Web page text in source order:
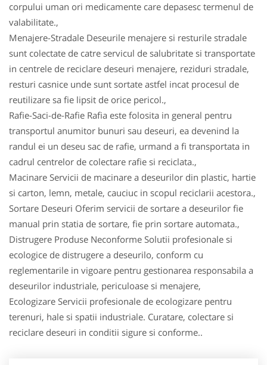
corpului uman ori medicamente care depasesc termenul de
valabilitate.,
Menajere-Stradale Deseurile menajere si resturile stradale
sunt colectate de catre servicul de salubritate si transportate
in centrele de reciclare deseuri menajere, reziduri stradale,
resturi casnice unde sunt sortate astfel incat procesul de
reutilizare sa fie lipsit de orice pericol.,
Rafie-Saci-de-Rafie Rafia este folosita in general pentru
transportul anumitor bunuri sau deseuri, ea devenind la
randul ei un deseu sac de rafie, urmand a fi transportata in
cadrul centrelor de colectare rafie si reciclata.,
Macinare Servicii de macinare a deseurilor din plastic, hartie
si carton, lemn, metale, cauciuc in scopul reciclarii acestora.,
Sortare Deseuri Oferim servicii de sortare a deseurilor fie
manual prin statia de sortare, fie prin sortare automata.,
Distrugere Produse Neconforme Solutii profesionale si
ecologice de distrugere a deseurilo, conform cu
reglementarile in vigoare pentru gestionarea responsabila a
deseurilor industriale, periculoase si menajere,
Ecologizare Servicii profesionale de ecologizare pentru
terenuri, hale si spatii industriale. Curatare, colectare si
reciclare deseuri in conditii sigure si conforme..